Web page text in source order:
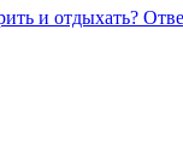
и отдыхать?